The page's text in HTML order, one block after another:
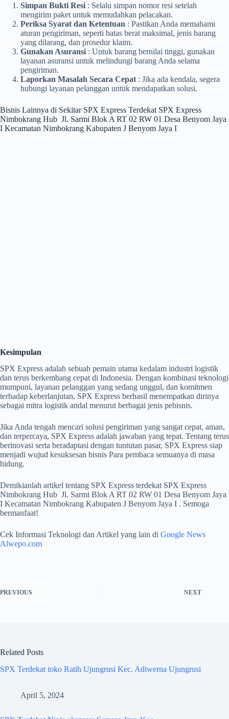
Simpan Bukti Resi : Selalu simpan nomor resi setelah
mengirim paket untuk memudahkan pelacakan.
Periksa Syarat dan Ketentuan : Pastikan Anda memahami
aturan pengiriman, seperti batas berat maksimal, jenis barang
yang dilarang, dan prosedur klaim.
Gunakan Asuransi : Untuk barang bernilai tinggi, gunakan
layanan asuransi untuk melindungi barang Anda selama
pengiriman.
Laporkan Masalah Secara Cepat : Jika ada kendala, segera
hubungi layanan pelanggan untuk mendapatkan solusi.
Bisnis Lainnya di Sekitar SPX Express Terdekat SPX Express
Nimbokrang Hub Jl. Sarmi Blok A RT 02 RW 01 Desa Benyom Jaya
I Kecamatan Nimbokrang Kabupaten J Benyom Jaya I
Kesimpulan
SPX Express adalah sebuah pemain utama kedalam industri logistik
dan terus berkembang cepat di Indonesia. Dengan kombinasi teknologi
mumpuni, layanan pelanggan yang sedang unggul, dan komitmen
terhadap keberlanjutan, SPX Express berhasil menempatkan dirinya
sebagai mitra logistik andal menurut berbagai jenis pebisnis.
Jika Anda tengah mencari solusi pengiriman yang sangat cepat, aman,
dan terpercaya, SPX Express adalah jawaban yang tepat. Tentang terus
berinovasi serta beradaptasi dengan tuntutan pasar, SPX Express siap
menjadi wujud kesuksesan bisnis Para pembaca semuanya di masa
hidung.
Demikianlah artikel tentang SPX Express terdekat SPX Express
Nimbokrang Hub Jl. Sarmi Blok A RT 02 RW 01 Desa Benyom Jaya
I Kecamatan Nimbokrang Kabupaten J Benyom Jaya I . Semoga
bermanfaat!
Cek Informasi Teknologi dan Artikel yang lain di Google News
Alwepo.com
PREVIOUS NEXT
Related Posts
SPX Terdekat toko Ratih Ujungrusi Kec. Adiwerna Ujungrusi
April 5, 2024